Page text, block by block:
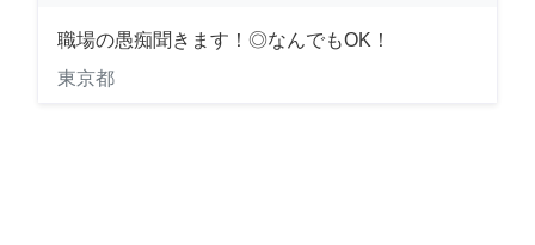
職場の愚痴聞きます！◎なんでもOK！
東京都